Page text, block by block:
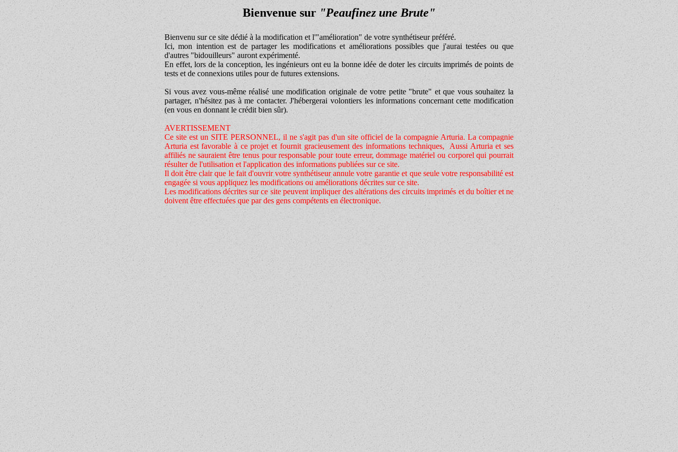
Bienvenue sur"Peaufinez une Brute"
Bienvenu sur ce site dédié à la modification et l'"amélioration" de votre synthétiseur préféré.
Ici, mon intention est de partager les modifications et améliorations possibles que j'aurai testées ou que
d'autres "bidouilleurs" auront expérimenté.
En effet, lors de la conception, les ingénieurs ont eu la bonne idée de doter les circuits imprimés de points de
tests et de connexions utiles pour de futures extensions.
Si vous avez vous-même réalisé une modification originale de votre petite "brute" et que vous souhaitez la
partager, n'hésitez pas à me contacter. J'hébergerai volontiers les informations concernant cette modification
(en vous en donnant le crédit bien sûr).
AVERTISSEMENT
Ce site est un SITE PERSONNEL, il ne s'agit pas d'un site officiel de la compagnie Arturia. La compagnie
Arturia est favorable à ce projet et fournit gracieusement des informations techniques, Aussi Arturia et ses
affiliés ne sauraient être tenus pour responsable pour toute erreur, dommage matériel ou corporel qui pourrait
résulter de l'utilisation et l'application des informations publiées sur ce site.
Il doit être clair que le fait d'ouvrir votre synthétiseur annule votre garantie et que seule votre responsabilité est
engagée si vous appliquez les modifications ou améliorations décrites sur ce site.
Les modifications décrites sur ce site peuvent impliquer des altérations des circuits imprimés et du boîtier et ne
doivent être effectuées que par des gens compétents en électronique.